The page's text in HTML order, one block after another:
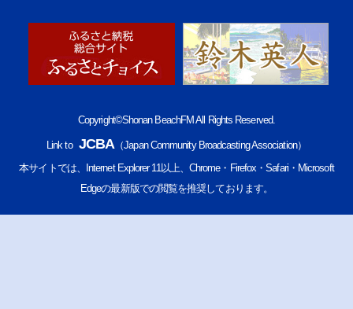
Copyright©Shonan BeachFM All Rights Reserved.
Link to JCBA（Japan Community Broadcasting Association）
本サイトでは、Internet Explorer 11以上、Chrome・Firefox・Safari・Microsoft
Edgeの最新版での閲覧を推奨しております。